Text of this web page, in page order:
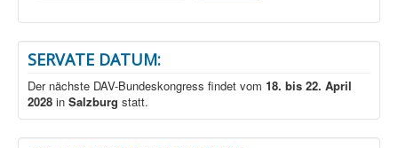
SERVATE DATUM:
Der nächste DAV-Bundeskongress findet vom 18. bis 22. April
2028 in Salzburg statt.